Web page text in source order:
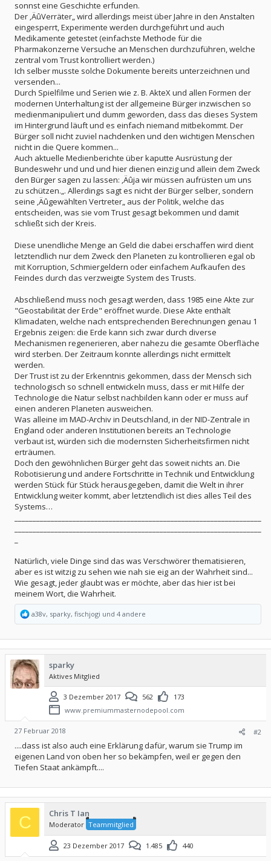
sonnst eine Geschichte erfunden.
Der ‚ÄûVerräter„ wird allerdings meist über Jahre in den Anstalten
eingesperrt, Experimente werden durchgeführt und auch
Medikamente getestet (einfachste Methode für die
Pharmakonzerne Versuche an Menschen durchzuführen, welche
zentral vom Trust kontrolliert werden.)
Ich selber musste solche Dokumente bereits unterzeichnen und
versenden...
Durch Spielfilme und Serien wie z. B. AkteX und allen Formen der
modernen Unterhaltung ist der allgemeine Bürger inzwischen so
medienmanipuliert und dumm geworden, dass das dieses System
im Hintergrund läuft und es einfach niemand mitbekommt. Der
Bürger soll nicht zuviel nachdenken und den wichtigen Menschen
nicht in die Quere kommen...
Auch aktuelle Medienberichte über kaputte Ausrüstung der
Bundeswehr und und und hier dienen einzig und allein dem Zweck
den Bürger sagen zu lassen: ‚Äûja wir müssen aufrüsten um uns
zu schützen.„. Allerdings sagt es nicht der Bürger selber, sondern
seine ‚Äûgewählten Vertreter„ aus der Politik, welche das
entscheiden, was sie vom Trust gesagt bekommen und damit
schließt sich der Kreis.
Diese unendliche Menge an Geld die dabei erschaffen wird dient
letztendlich nur dem Zweck den Planeten zu kontrollieren egal ob
mit Korruption, Schmiergeldern oder einfachem Aufkaufen des
Feindes durch das verzweigte System des Trusts.
Abschließend muss noch gesagt werden, dass 1985 eine Akte zur
"Geostabilität der Erde" eröffnet wurde. Diese Akte enthält
Klimadaten, welche nach entsprechenden Berechnungen genau 1
Ergebnis zeigen: die Erde kann sich zwar durch diverse
Mechanismen regenerieren, aber nahezu die gesamte Oberfläche
wird sterben. Der Zeitraum konnte allerdings nicht ermittelt
werden.
Der Trust ist zu der Erkenntnis gekommen, dass der Mensch sich
technologisch so schnell entwickeln muss, dass er mit Hilfe der
Technologie die Natur selbst nachbilden kann oder er muss auf
einen anderen Planeten ausweichen.
Was alleine im MAD-Archiv in Deutschland, in der NID-Zentrale in
England oder anderen Institutionen bereits an Technologie
verbaut ist, würden sich die modernsten Sicherheitsfirmen nicht
erträumen.
Doch den gewöhnlichen Bürger geht das soweit nichts an. Die
Robotisierung und andere Fortschritte in Technik und Entwicklung
werden Stück für Stück herausgegeben, damit die Welt in ihrer
Entwicklung weiter kommt, aber letztendlich ist dies alles Teil des
Systems…
Natürlich, viele Dinge sind das was Verschwörer thematisieren,
aber es ist witzig zu sehen wie nah sie eig an der Wahrheit sind...
Wie gesagt, jeder glaubt was er möchte, aber das hier ist bei
meinem Wort, die Wahrheit.
R
e
k
t
i
o
n
e
a38v, sparky, fischjogi und 4 andere
sparky
Aktives Mitglied
3 Dezember 2017 562
173
www.premiummasternodepool.com
27 Februar 2018 #2
....dass ist also auch eine Erklärung dafür, warum sie Trump im
eigenen Land von oben her so bekämpfen, weil er gegen den
Tiefen Staat ankämpft....
C Chris T Ian
Moderator Teammitglied
23 Dezember 2017 1.485 440